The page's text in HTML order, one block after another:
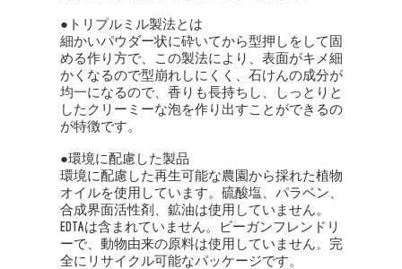
●トリプルミル製法とは
細かいパウダー状に砕いてから型押しをして固
める作り方で、この製法により、表面がキメ細
かくなるので型崩れしにくく、石けんの成分が
均一になるので、香りも長持ちし、しっとりと
したクリーミーな泡を作り出すことができるの
が特徴です。
●環境に配慮した製品
環境に配慮した再生可能な農園から採れた植物
オイルを使用しています。硫酸塩、パラベン、
合成界面活性剤、鉱油は使用していません。
EDTAは含まれていません。ビーガンフレンドリ
ーで、動物由来の原料は使用していません。完
全にリサイクル可能なパッケージです。